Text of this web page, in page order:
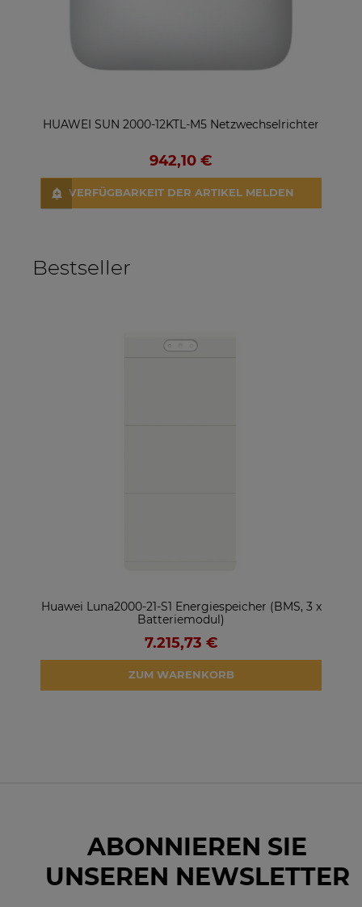
HUAWEI SUN 2000-12KTL-M5 Netzwechselrichter
942,10 €
VERFÜGBARKEIT DER ARTIKEL MELDEN
Bestseller
Huawei Luna2000-21-S1 Energiespeicher (BMS, 3 x
Batteriemodul)
7.215,73 €
ZUM WARENKORB
ABONNIEREN SIE
UNSEREN NEWSLETTER